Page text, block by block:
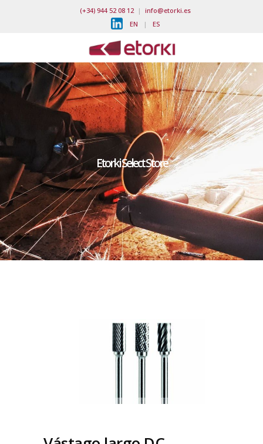
(+34) 944 52 08 12| info@etorki.es
EN | ES
Etorki Select Store